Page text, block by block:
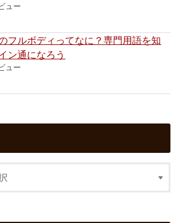
ュー
フルボディってなに？専門用語を知
ン通になろう
ュー